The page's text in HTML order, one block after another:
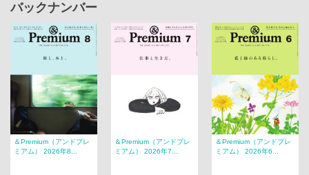
バックナンバー
＆Premium（アンドプレ
ミアム） 2026年8...
＆Premium（アンドプレ
ミアム） 2026年7...
＆Premium（アンドプレ
ミアム） 2026年6...